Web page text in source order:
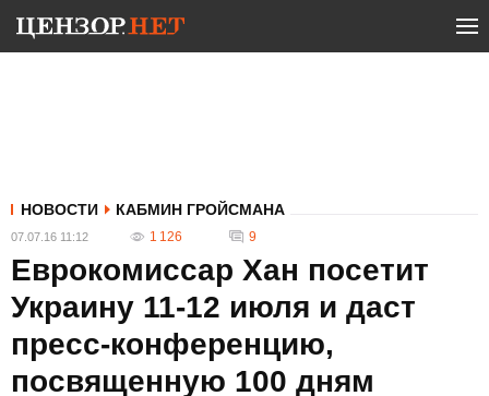
НОВОСТИ КАБМИН ГРОЙСМАНА
07.07.16 11:12 1 126 9
Еврокомиссар Хан посетит
Украину 11-12 июля и даст
пресс-конференцию,
посвященную 100 дням